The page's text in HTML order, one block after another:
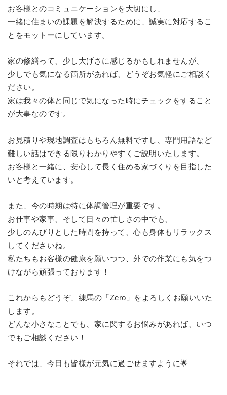
お客様とのコミュニケーションを大切にし、
一緒に住まいの課題を解決するために、誠実に対応するこ
とをモットーにしています。
家の修繕って、少し大げさに感じるかもしれませんが、
少しでも気になる箇所があれば、どうぞお気軽にご相談く
ださい。
家は我々の体と同じで気になった時にチェックをすること
が大事なのです。
お見積りや現地調査はもちろん無料ですし、専門用語など
難しい話はできる限りわかりやすくご説明いたします。
お客様と一緒に、安心して長く住める家づくりを目指した
いと考えています。
また、今の時期は特に体調管理が重要です。
お仕事や家事、そして日々の忙しさの中でも、
少しのんびりとした時間を持って、心も身体もリラックス
してくださいね。
私たちもお客様の健康を願いつつ、外での作業にも気をつ
けながら頑張っております！
これからもどうぞ、練馬の「Zero」をよろしくお願いいた
します。
どんな小さなことでも、家に関するお悩みがあれば、いつ
でもご相談ください！
それでは、今日も皆様が元気に過ごせますように🌟